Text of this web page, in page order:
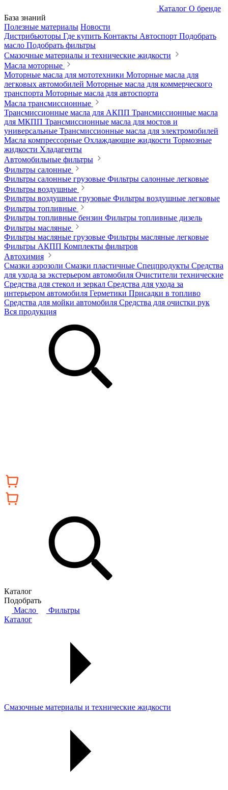
Каталог О бренде
База знаний
Полезные материалы Новости
Дистрибьюторы Где купить Контакты Автоспорт Подобрать
масло Подобрать фильтры
Смазочные материалы и технические жидкости
Масла моторные
Моторные масла для мототехники Моторные масла для
легковых автомобилей Моторные масла для коммерческого
транспорта Моторные масла для автоспорта
Масла трансмиссионные
Трансмиссионные масла для АКПП Трансмиссионные масла
для МКПП Трансмиссионные масла для мостов и
универсальные Трансмиссионные масла для электромобилей
Масла компрессорные Охлаждающие жидкости Тормозные
жидкости Хладагенты
Автомобильные фильтры
Фильтры салонные
Фильтры салонные грузовые Фильтры салонные легковые
Фильтры воздушные
Фильтры воздушные грузовые Фильтры воздушные легковые
Фильтры топливные
Фильтры топливные бензин Фильтры топливные дизель
Фильтры масляные
Фильтры масляные грузовые Фильтры масляные легковые
Фильтры АКПП Комплекты фильтров
Автохимия
Смазки аэрозоли Смазки пластичные Спецпродукты Средства
для ухода за экстерьером автомобиля Очистители технические
Средства для стекол и зеркал Средства для ухода за
интерьером автомобиля Герметики Присадки в топливо
Средства для мойки автомобиля Средства для очистки рук
Вся продукция
Каталог
Подобрать
Масло
Фильтры
Каталог
Смазочные материалы и технические жидкости